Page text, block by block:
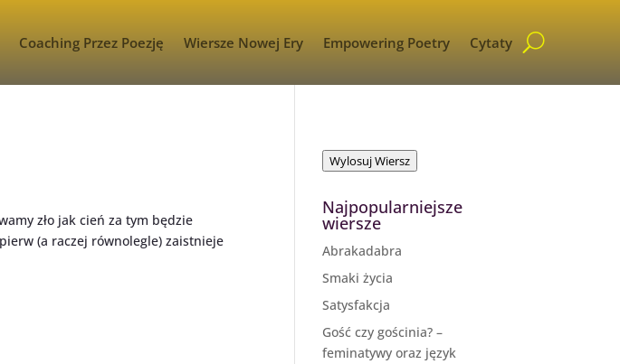
Coaching Przez Poezję Wiersze Nowej Ery Empowering Poetry Cytaty
zło jak cień za tym będzie
(a raczej równolegle) zaistnieje
Wylosuj Wiersz
Najpopularniejsze
wiersze
Abrakadabra
Smaki życia
Satysfakcja
Gość czy gościnia? –
feminatywy oraz język